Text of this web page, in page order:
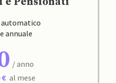
automatico
annuale
/ anno
€ al mese